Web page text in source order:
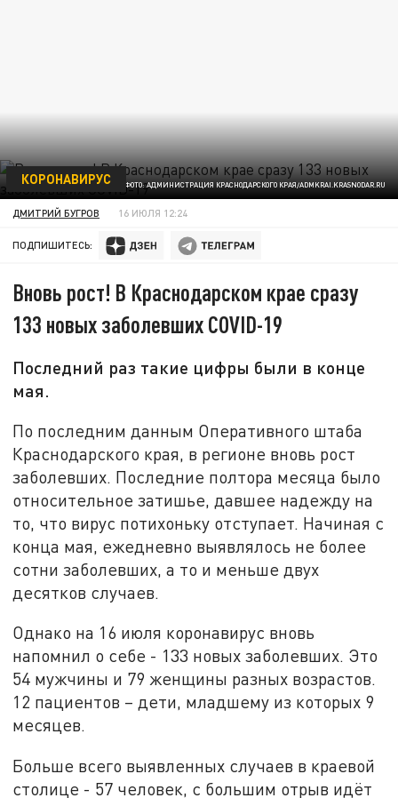
ФОТО: АДМИНИСТРАЦИЯ КРАСНОДАРСКОГО КРАЯ/ADMKRAI.KRASNODAR.RU
КОРОНАВИРУС
ДМИТРИЙ БУГРОВ 16 ИЮЛЯ 12:24
ПОДПИШИТЕСЬ:
Вновь рост! В Краснодарском крае сразу
133 новых заболевших COVID-19
Последний раз такие цифры были в конце
мая.
По последним данным Оперативного штаба
Краснодарского края, в регионе вновь рост
заболевших. Последние полтора месяца было
относительное затишье, давшее надежду на
то, что вирус потихоньку отступает. Начиная с
конца мая, ежедневно выявлялось не более
сотни заболевших, а то и меньше двух
десятков случаев.
Однако на 16 июля коронавирус вновь
напомнил о себе - 133 новых заболевших. Это
54 мужчины и 79 женщины разных возрастов.
12 пациентов – дети, младшему из которых 9
месяцев.
Больше всего выявленных случаев в краевой
столице - 57 человек, с большим отрыв идёт